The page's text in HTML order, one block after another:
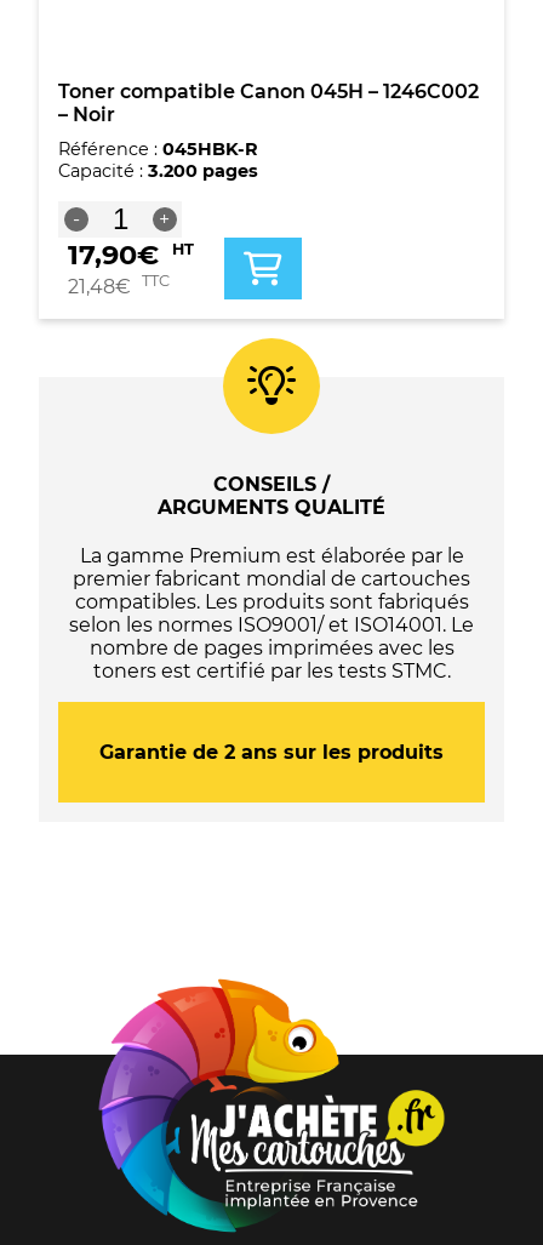
Toner compatible Canon 045H – 1246C002
– Noir
Référence : 045HBK-R
Capacité : 3.200 pages
-
quantité
de
Toner
compatible
045H
+
17,90€ HT
21,48€ TTC
CONSEILS /
ARGUMENTS QUALITÉ
La gamme Premium est élaborée par le
premier fabricant mondial de cartouches
compatibles. Les produits sont fabriqués
selon les normes ISO9001/ et ISO14001. Le
nombre de pages imprimées avec les
toners est certifié par les tests STMC.
Garantie de 2 ans sur les produits